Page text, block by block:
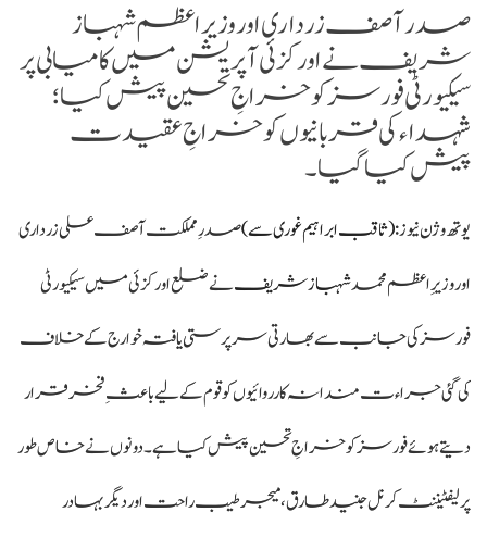
صدر آصف زرداری اور وزیراعظم شہباز
شریف نے اورکزئی آپریشن میں کامیابی پر
سیکیورٹی فورسز کو خراجِ تحسین پیش کیا؛
شہداء کی قربانیوں کو خراجِ عقیدت
پیش کیا گیا۔
یو تھ وژن نیوز :( ثاقب ابراہیم غوری سے)صدرِ مملکت آصف علی زرداری
اور وزیرِ اعظم محمدشہباز شریفنے ضلع اورکزئی میں سیکیورٹی
فورسز کی جانب سے بھارتی سرپرستی یافتہ خوارج کے خلاف
کی گئی جراءت مندانہ کارروائیوں کو قوم کے لیے باعثِ فخر قرار
دیتے ہوئے فورسز کو خراجِ تحسین پیش کیا ہے۔ دونوں نے خاص طور
پر لیفٹیننٹ کرنل جنید طارق، میجر طیب راحت اور دیگر بہادر